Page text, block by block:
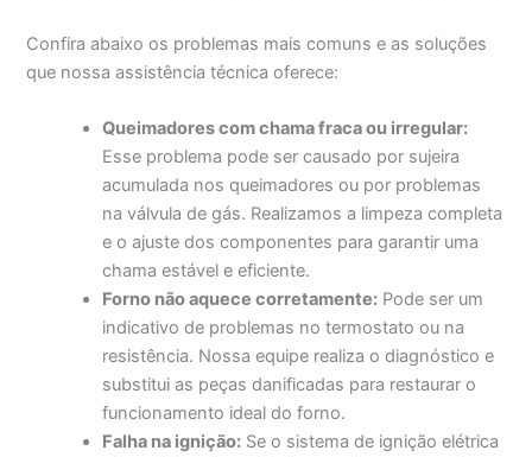
Confira abaixo os problemas mais comuns e as soluções
que nossa assistência técnica oferece:
Queimadores com chama fraca ou irregular:
Esse problema pode ser causado por sujeira
acumulada nos queimadores ou por problemas
na válvula de gás. Realizamos a limpeza completa
e o ajuste dos componentes para garantir uma
chama estável e eficiente.
Forno não aquece corretamente: Pode ser um
indicativo de problemas no termostato ou na
resistência. Nossa equipe realiza o diagnóstico e
substitui as peças danificadas para restaurar o
funcionamento ideal do forno.
Falha na ignição: Se o sistema de ignição elétrica